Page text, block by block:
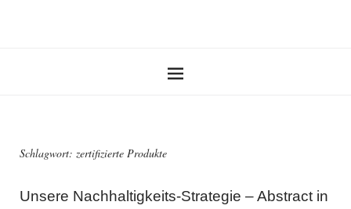
Schlagwort: zertifizierte Produkte
Unsere Nachhaltigkeits-Strategie – Abstract in